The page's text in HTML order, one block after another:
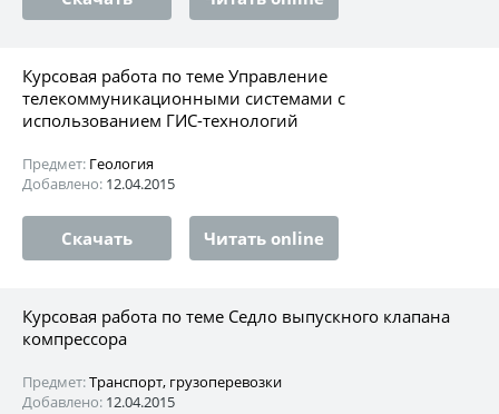
Курсовая работа по теме Управление
телекоммуникационными системами с
использованием ГИС-технологий
Предмет: Геология
Добавлено: 12.04.2015
Скачать Читать online
Курсовая работа по теме Седло выпускного клапана
компрессора
Предмет:Транспорт, грузоперевозки
Добавлено: 12.04.2015